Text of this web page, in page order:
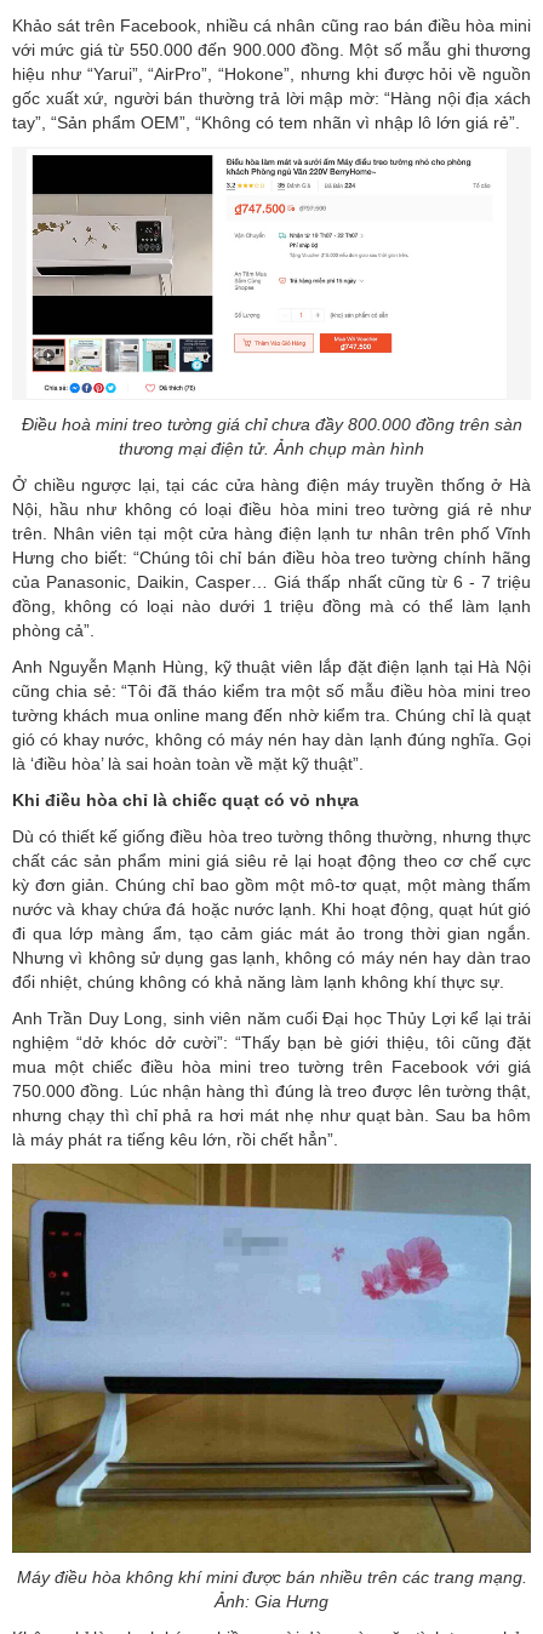
Khảo sát trên Facebook, nhiều cá nhân cũng rao bán điều hòa mini
với mức giá từ 550.000 đến 900.000 đồng. Một số mẫu ghi thương
hiệu như “Yarui”, “AirPro”, “Hokone”, nhưng khi được hỏi về nguồn
gốc xuất xứ, người bán thường trả lời mập mờ: “Hàng nội địa xách
tay”, “Sản phẩm OEM”, “Không có tem nhãn vì nhập lô lớn giá rẻ”.
Điều hoà mini treo tường giá chỉ chưa đầy 800.000 đồng trên sàn
thương mại điện tử. Ảnh chụp màn hình
Ở chiều ngược lại, tại các cửa hàng điện máy truyền thống ở Hà
Nội, hầu như không có loại điều hòa mini treo tường giá rẻ như
trên. Nhân viên tại một cửa hàng điện lạnh tư nhân trên phố Vĩnh
Hưng cho biết: “Chúng tôi chỉ bán điều hòa treo tường chính hãng
của Panasonic, Daikin, Casper… Giá thấp nhất cũng từ 6 - 7 triệu
đồng, không có loại nào dưới 1 triệu đồng mà có thể làm lạnh
phòng cả”.
Anh Nguyễn Mạnh Hùng, kỹ thuật viên lắp đặt điện lạnh tại Hà Nội
cũng chia sẻ: “Tôi đã tháo kiểm tra một số mẫu điều hòa mini treo
tường khách mua online mang đến nhờ kiểm tra. Chúng chỉ là quạt
gió có khay nước, không có máy nén hay dàn lạnh đúng nghĩa. Gọi
là ‘điều hòa’ là sai hoàn toàn về mặt kỹ thuật”.
Khi điều hòa chỉ là chiếc quạt có vỏ nhựa
Dù có thiết kế giống điều hòa treo tường thông thường, nhưng thực
chất các sản phẩm mini giá siêu rẻ lại hoạt động theo cơ chế cực
kỳ đơn giản. Chúng chỉ bao gồm một mô-tơ quạt, một màng thấm
nước và khay chứa đá hoặc nước lạnh. Khi hoạt động, quạt hút gió
đi qua lớp màng ẩm, tạo cảm giác mát ảo trong thời gian ngắn.
Nhưng vì không sử dụng gas lạnh, không có máy nén hay dàn trao
đổi nhiệt, chúng không có khả năng làm lạnh không khí thực sự.
Anh Trần Duy Long, sinh viên năm cuối Đại học Thủy Lợi kể lại trải
nghiệm “dở khóc dở cười”: “Thấy bạn bè giới thiệu, tôi cũng đặt
mua một chiếc điều hòa mini treo tường trên Facebook với giá
750.000 đồng. Lúc nhận hàng thì đúng là treo được lên tường thật,
nhưng chạy thì chỉ phả ra hơi mát nhẹ như quạt bàn. Sau ba hôm
là máy phát ra tiếng kêu lớn, rồi chết hẳn”.
Máy điều hòa không khí mini được bán nhiều trên các trang mạng.
Ảnh: Gia Hưng